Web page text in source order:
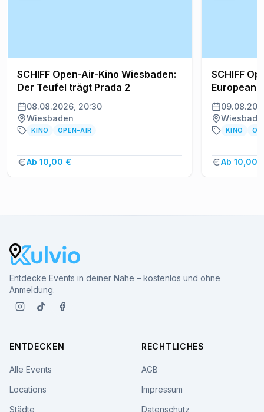
SCHIFF Open-Air-Kino Wiesbaden:
Der Teufel trägt Prada 2
08.08.2026, 20:30
Wiesbaden
KINO OPEN-AIR
Ab 10,00 €
SCHIFF
European
KINO
Ab 10,00
Entdecke Events in deiner Nähe – kostenlos und ohne
Anmeldung.
ENTDECKEN
Alle Events
Locations
Städte
RECHTLICHES
AGB
Impressum
Datenschutz